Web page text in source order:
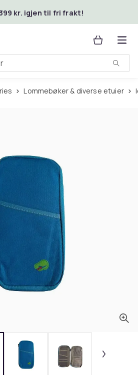
kr. igjen til fri frakt!
Lommebøker & diverse etuier